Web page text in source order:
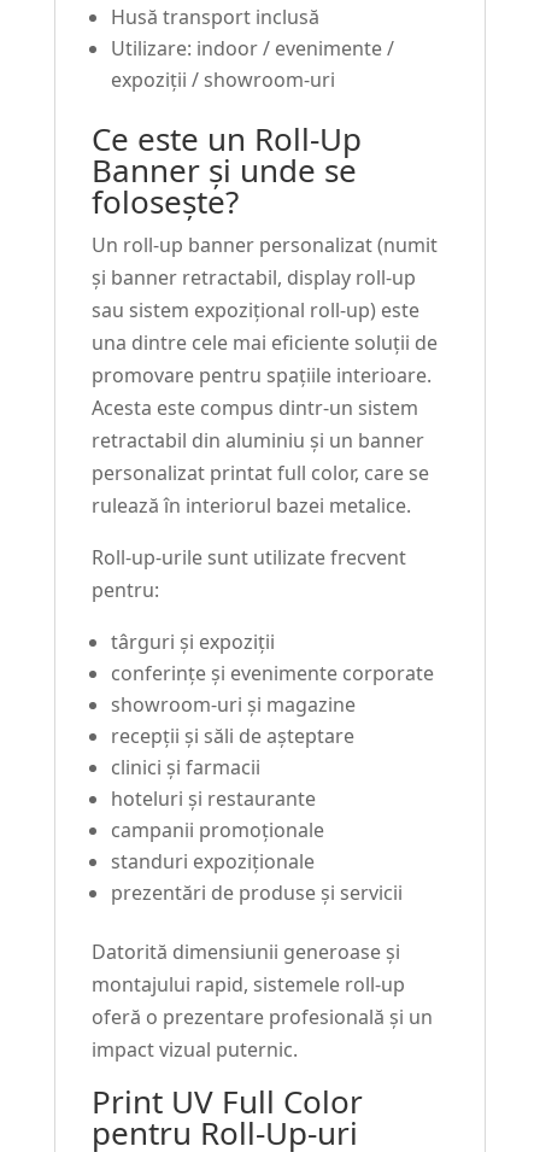
Husă transport inclusă
Utilizare: indoor / evenimente /
expoziții / showroom-uri
Ce este un Roll-Up
Banner și unde se
folosește?
Un roll-up banner personalizat (numit
și banner retractabil, display roll-up
sau sistem expozițional roll-up) este
una dintre cele mai eficiente soluții de
promovare pentru spațiile interioare.
Acesta este compus dintr-un sistem
retractabil din aluminiu și un banner
personalizat printat full color, care se
rulează în interiorul bazei metalice.
Roll-up-urile sunt utilizate frecvent
pentru:
târguri și expoziții
conferințe și evenimente corporate
showroom-uri și magazine
recepții și săli de așteptare
clinici și farmacii
hoteluri și restaurante
campanii promoționale
standuri expoziționale
prezentări de produse și servicii
Datorită dimensiunii generoase și
montajului rapid, sistemele roll-up
oferă o prezentare profesională și un
impact vizual puternic.
Print UV Full Color
pentru Roll-Up-uri